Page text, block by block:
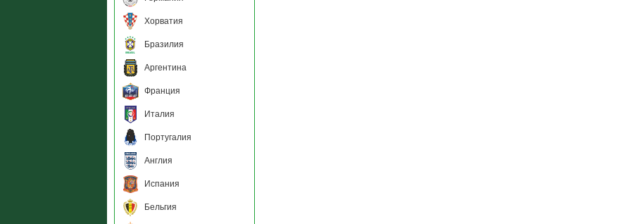
Хорватия
Бразилия
Аргентина
Франция
Италия
Португалия
Англия
Испания
Бельгия